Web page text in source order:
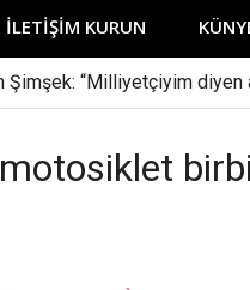
KURUN
Şimşek: “Milliyetçiyim diyen